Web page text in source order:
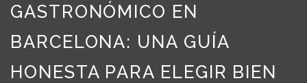
GASTRONÓMICO EN
BARCELONA: UNA GUÍA
HONESTA PARA ELEGIR BIEN